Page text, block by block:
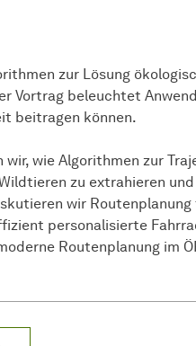
zur Lösung
Vortrag beleuchtet
beitragen können.
wir, wie Algorithmen zur
zu extrahieren
wir
personalisierte
Routenplanung im